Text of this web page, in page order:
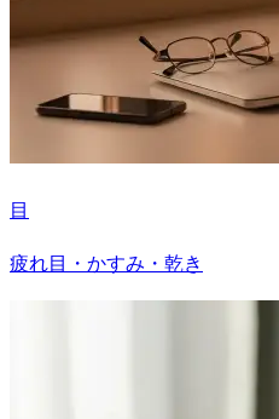
目
疲れ目・かすみ・乾き